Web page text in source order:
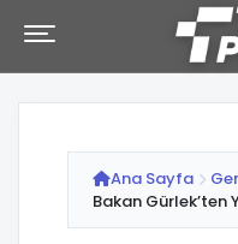
Ana Sayfa
Bakan Gürlek’ten